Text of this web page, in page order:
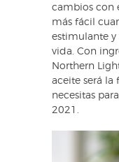
cambios con
más fácil
estimulante y
vida. Con
Northern
aceite será la
necesitas
2021.